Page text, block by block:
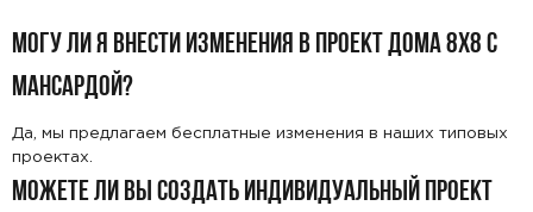
МОГУ ЛИ Я ВНЕСТИ ИЗМЕНЕНИЯ В ПРОЕКТ ДОМА 8X8 С
МАНСАРДОЙ?
Да, мы предлагаем бесплатные изменения в наших типовых
проектах.
МОЖЕТЕ ЛИ ВЫ СОЗДАТЬ ИНДИВИДУАЛЬНЫЙ ПРОЕКТ
MAX